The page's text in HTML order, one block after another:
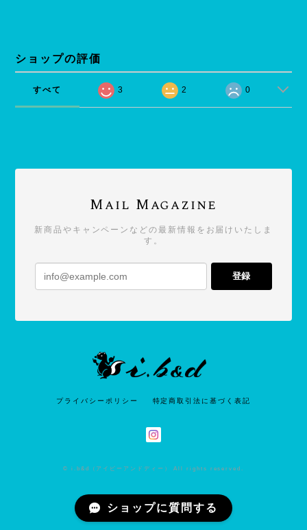
ショップの評価
すべて 3 2 0
Mail Magazine
新商品やキャンペーンなどの最新情報をお届けいたしま
す。
登録
プライバシーポリシー 特定商取引法に基づく表記
© i.b&d（アイビーアンドディー） All rights reserved.
ショップに質問する